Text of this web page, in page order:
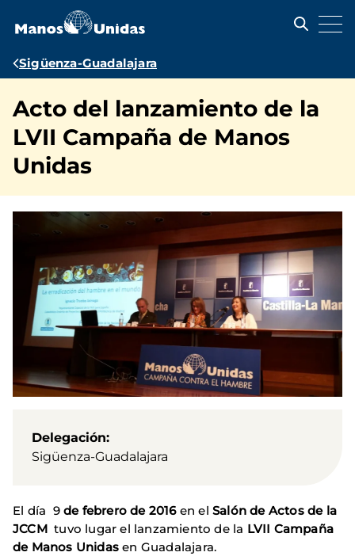
contenido
Ruta
navegación
Sigüenza-Guadalajara
Acto del lanzamiento de la
LVII Campaña de Manos
Unidas
Delegación
Sigüenza-Guadalajara
El día 9de febrero de 2016en elSalón de Actos de la
JCCM tuvo lugar el lanzamiento de la LVII Campaña
de Manos Unidas en Guadalajara.